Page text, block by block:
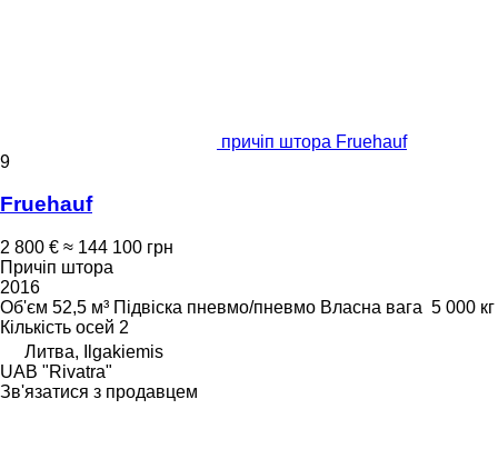
причіп штора Fruehauf
9
Fruehauf
2 800 € ≈ 144 100 грн
Причіп штора
2016
Об'єм 52,5 м³ Підвіска пневмо/пневмо Власна вага 5 000 кг
Кількість осей 2
Литва, Ilgakiemis
UAB "Rivatra"
Зв'язатися з продавцем